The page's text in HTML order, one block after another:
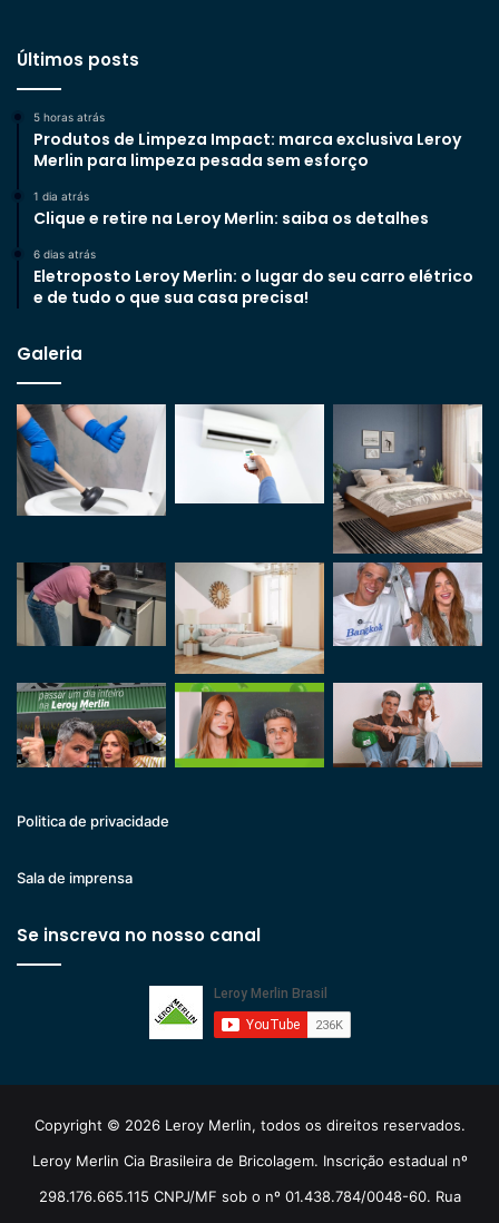
Últimos posts
5 horas atrás
Produtos de Limpeza Impact: marca exclusiva Leroy
Merlin para limpeza pesada sem esforço
1 dia atrás
Clique e retire na Leroy Merlin: saiba os detalhes
6 dias atrás
Eletroposto Leroy Merlin: o lugar do seu carro elétrico
e de tudo o que sua casa precisa!
Galeria
Politica de privacidade
Sala de imprensa
Se inscreva no nosso canal
Copyright © 2026 Leroy Merlin, todos os direitos reservados.
Leroy Merlin Cia Brasileira de Bricolagem. Inscrição estadual nº
298.176.665.115 CNPJ/MF sob o nº 01.438.784/0048-60. Rua